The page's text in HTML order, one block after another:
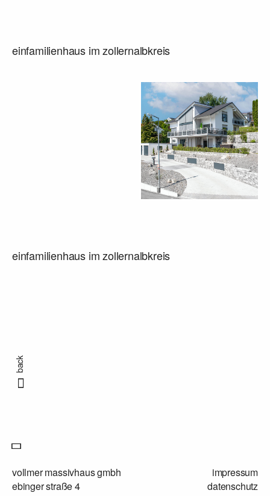
einfamilienhaus im zollernalbkreis
einfamilienhaus im zollernalbkreis
back
vollmer massivhaus gmbh
ebinger straße 4
impressum
datenschutz